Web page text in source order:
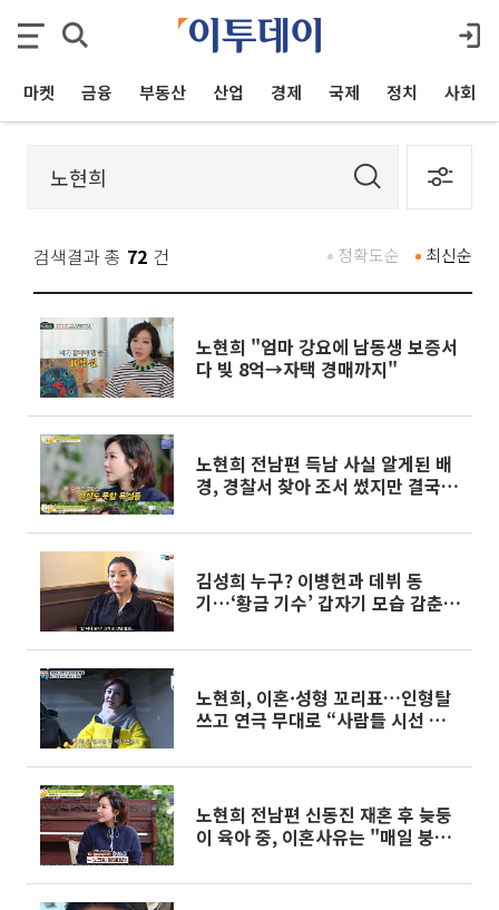
마켓 금융 부동산 산업 경제 국제 정치 사회
검색결과 총 72 건 최신순
정확도순
노현희 "엄마 강요에 남동생 보증서
다 빚 8억→자택 경매까지"
노현희 전남편 득남 사실 알게된 배
경, 경찰서 찾아 조서 썼지만 결국
김성희 누구? 이병헌과 데뷔 동
기…‘황금 기수’ 갑자기 모습 감춘
노현희, 이혼·성형 꼬리표…인형탈
쓰고 연극 무대로 “사람들 시선 싫
노현희 전남편 신동진 재혼 후 늦둥
이 육아 중, 이혼사유는 "매일 붕대